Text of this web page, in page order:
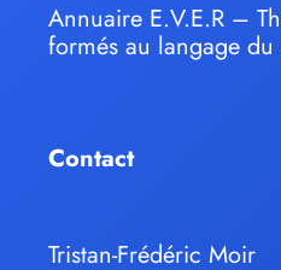
Annuaire E.V.E.R –
formés au langage du
Contact
Tristan-Frédéric Moir